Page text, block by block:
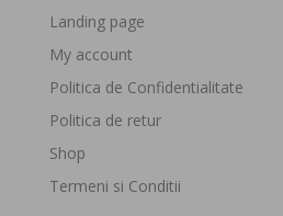
Landing page
My account
Politica de Confidentialitate
Politica de retur
Shop
Termeni si Conditii